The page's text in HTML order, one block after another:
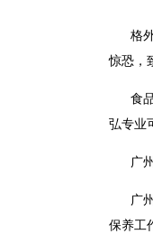
格
惊恐，
食
弘专业
广
广
保养工